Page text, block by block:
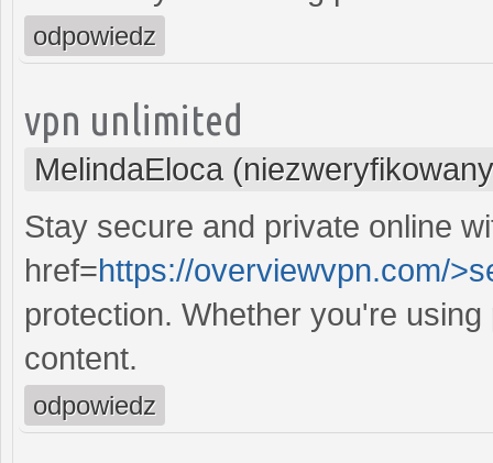
odpowiedz
vpn unlimited
MelindaEloca
Stay secure and private online
href=https://overviewvpn.com/
protection. Whether you're
content.
odpowiedz